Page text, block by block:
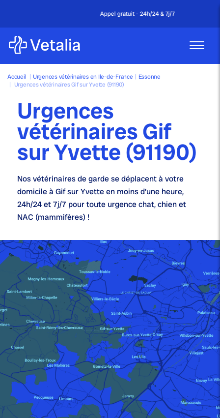
Appel gratuit - 24h/24 & 7j/7
Accueil | Urgences vétérinaires en Ile-de-France | Essonne
| Urgences vétérinaires Gif sur Yvette (91190)
Urgences
vétérinaires Gif
sur Yvette (91190)
Nosvétérinaires de gardese déplacent à votre
domicile à Gif sur Yvette en moins d'une heure,
24h/24 et 7j/7 pour toute urgence chat, chien et
NAC (mammifères) !